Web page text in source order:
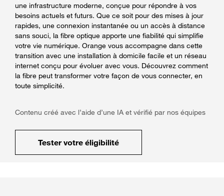
une infrastructure moderne, conçue pour répondre à vos
besoins actuels et futurs. Que ce soit pour des mises à jour
rapides, une connexion instantanée ou un accès à distance
sans souci, la fibre optique apporte une fiabilité qui simplifie
votre vie numérique. Orange vous accompagne dans cette
transition avec une installation à domicile facile et un réseau
internet conçu pour évoluer avec vous. Découvrez comment
la fibre peut transformer votre façon de vous connecter, en
toute simplicité.
Contenu créé avec l’aide d’une IA et vérifié par nos équipes
Tester votre éligibilité